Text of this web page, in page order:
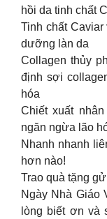
hồi da tinh chất
Tinh chất
dưỡng làn da
Collagen thủy
định sợi
hóa
Chiết xuất
ngăn ngừa lão
Nhanh nhanh
hơn nào!
Trao quà tặng
Ngày Nhà Giáo
lòng biết ơn và